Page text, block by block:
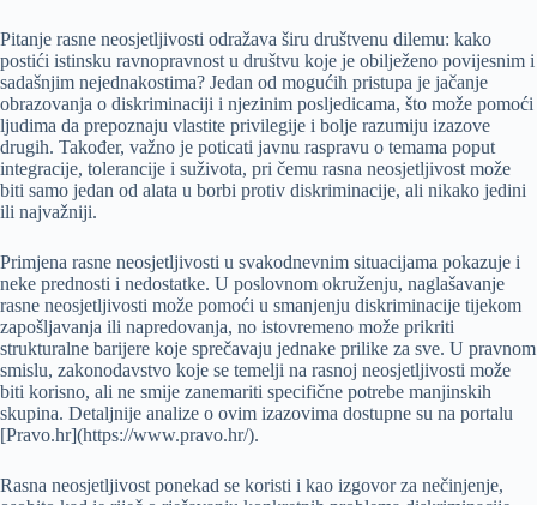
Pitanje rasne neosjetljivosti odražava širu društvenu dilemu: kako
postići istinsku ravnopravnost u društvu koje je obilježeno povijesnim i
sadašnjim nejednakostima? Jedan od mogućih pristupa je jačanje
obrazovanja o diskriminaciji i njezinim posljedicama, što može pomoći
ljudima da prepoznaju vlastite privilegije i bolje razumiju izazove
drugih. Također, važno je poticati javnu raspravu o temama poput
integracije, tolerancije i suživota, pri čemu rasna neosjetljivost može
biti samo jedan od alata u borbi protiv diskriminacije, ali nikako jedini
ili najvažniji.
Primjena rasne neosjetljivosti u svakodnevnim situacijama pokazuje i
neke prednosti i nedostatke. U poslovnom okruženju, naglašavanje
rasne neosjetljivosti može pomoći u smanjenju diskriminacije tijekom
zapošljavanja ili napredovanja, no istovremeno može prikriti
strukturalne barijere koje sprečavaju jednake prilike za sve. U pravnom
smislu, zakonodavstvo koje se temelji na rasnoj neosjetljivosti može
biti korisno, ali ne smije zanemariti specifične potrebe manjinskih
skupina. Detaljnije analize o ovim izazovima dostupne su na portalu
[Pravo.hr](https://www.pravo.hr/).
Rasna neosjetljivost ponekad se koristi i kao izgovor za nečinjenje,